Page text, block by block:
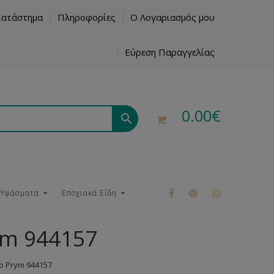
Πληροφορίες Ο Λογαριασμός μου
Εύρεση Παραγγελίας
0.00€
Εποχιακά Είδη
944157
Prym 944157